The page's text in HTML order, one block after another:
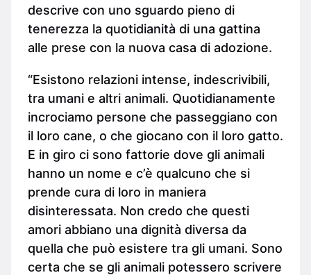
descrive con uno sguardo pieno di
tenerezza la quotidianità di una gattina
alle prese con la nuova casa di adozione.
“Esistono relazioni intense, indescrivibili,
tra umani e altri animali. Quotidianamente
incrociamo persone che passeggiano con
il loro cane, o che giocano con il loro gatto.
E in giro ci sono fattorie dove gli animali
hanno un nome e c’è qualcuno che si
prende cura di loro in maniera
disinteressata. Non credo che questi
amori abbiano una dignità diversa da
quella che può esistere tra gli umani. Sono
certa che se gli animali potessero scrivere